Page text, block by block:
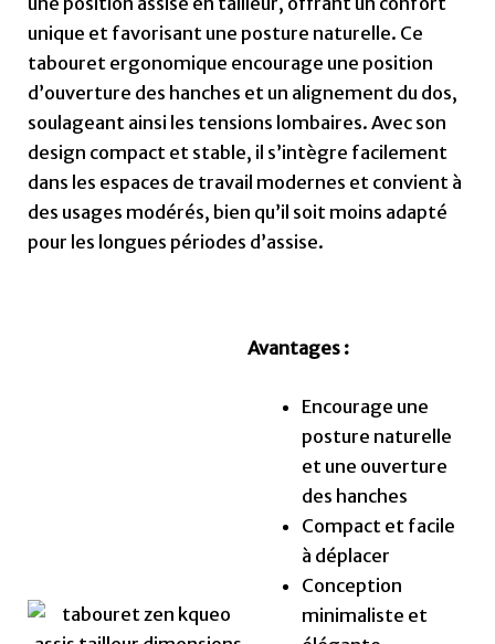
unique et favorisant une posture naturelle. Ce
tabouret ergonomique encourage une position
d’ouverture des hanches et un alignement du dos,
soulageant ainsi les tensions lombaires. Avec son
design compact et stable, il s’intègre facilement
dans les espaces de travail modernes et convient à
des usages modérés, bien qu’il soit moins adapté
pour les longues périodes d’assise.
Avantages :
Encourage une
posture naturelle
et une ouverture
des hanches
Compact et facile
à déplacer
Conception
minimaliste et